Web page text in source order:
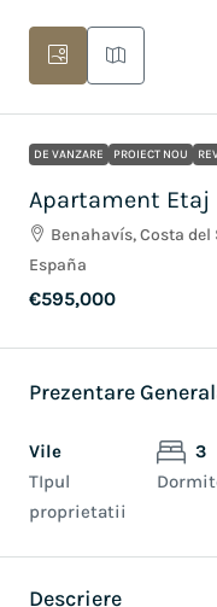
DE VANZARE PROIECT NOU
Apartament Etaj
Benahavís, Costa
España
€595,000
Prezentare
Vile
TIpul
proprietatii
3
Descriere